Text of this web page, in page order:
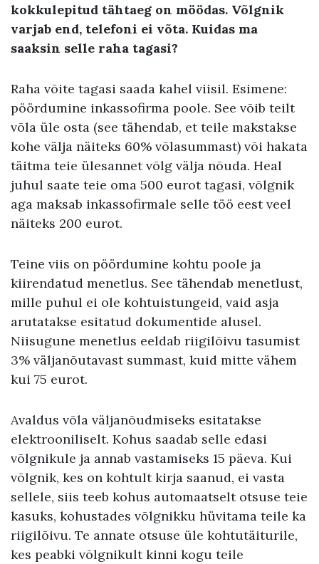
kokkulepitud tähtaeg on möödas. Võlgnik
varjab end, telefoni ei võta. Kuidas ma
saaksin selle raha tagasi?
Raha võite tagasi saada kahel viisil. Esimene:
pöördumine inkassofirma poole. See võib teilt
võla üle osta (see tähendab, et teile makstakse
kohe välja näiteks 60% võlasummast) või hakata
täitma teie ülesannet võlg välja nõuda. Heal
juhul saate teie oma 500 eurot tagasi, võlgnik
aga maksab inkassofirmale selle töö eest veel
näiteks 200 eurot.
Teine viis on pöördumine kohtu poole ja
kiirendatud menetlus. See tähendab menetlust,
mille puhul ei ole kohtuistungeid, vaid asja
arutatakse esitatud dokumentide alusel.
Niisugune menetlus eeldab riigilõivu tasumist
3% väljanõutavast summast, kuid mitte vähem
kui 75 eurot.
Avaldus võla väljanõudmiseks esitatakse
elektrooniliselt. Kohus saadab selle edasi
võlgnikule ja annab vastamiseks 15 päeva. Kui
võlgnik, kes on kohtult kirja saanud, ei vasta
sellele, siis teeb kohus automaatselt otsuse teie
kasuks, kohustades võlgnikku hüvitama teile ka
riigilõivu. Te annate otsuse üle kohtutäiturile,
kes peabki võlgnikult kinni kogu teile